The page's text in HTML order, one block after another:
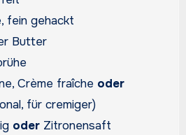
fein gehackt
Butter
Crème fraîche oder
für cremiger)
oder Zitronensaft